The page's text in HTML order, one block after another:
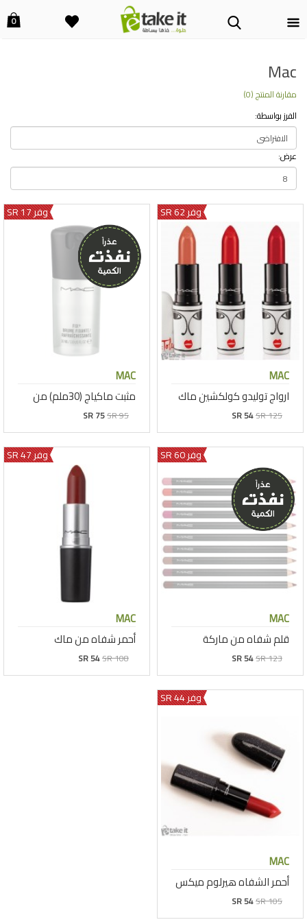
0
Mac
مقارنة المنتج (0)
الفرز بواسطة:
عرض:
وفر 62 SR
MAC
ارواج توليدو كولكشين ماك
SR 54SR 125
وفر 17 SR
MAC
مثبت ماكياج (30ملم) من
SR 75SR 95
وفر 60 SR
MAC
قلم شفاه من ماركة
SR 54SR 123
وفر 47 SR
MAC
أحمر شفاه من ماك
SR 54SR 108
وفر 44 SR
MAC
أحمر الشفاه هيرلوم ميكس
SR 54SR 105